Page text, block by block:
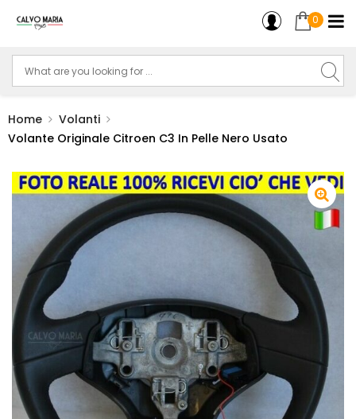
0
Home
Volanti
Volante Originale Citroen C3 In Pelle Nero Usato